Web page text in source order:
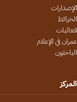
الإصدارات
الخرائط
فعاليات
عمران في الإعلام
الباحثون
المركز